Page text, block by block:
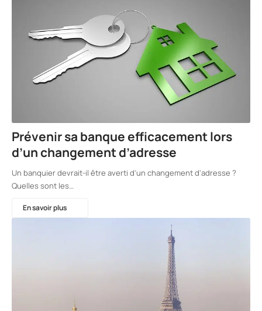
Prévenir sa banque efficacement lors
d’un changement d’adresse
Un banquier devrait-il être averti d'un changement d'adresse ?
Quelles sont les…
En savoir plus